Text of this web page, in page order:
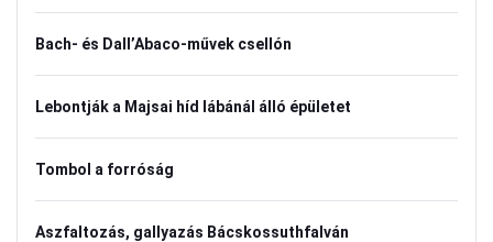
Bach- és Dall’Abaco-művek csellón
Lebontják a Majsai híd lábánál álló épületet
Tombol a forróság
Aszfaltozás, gallyazás Bácskossuthfalván